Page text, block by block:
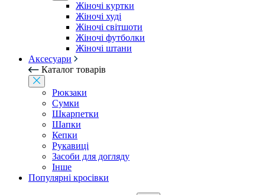
Жіночі куртки
Жіночі худі
Жіночі світшоти
Жіночі футболки
Жіночі штани
Аксесуари
Каталог товарів
Рюкзаки
Сумки
Шкарпетки
Шапки
Кепки
Рукавиці
Засоби для догляду
Інше
Популярні кросівки